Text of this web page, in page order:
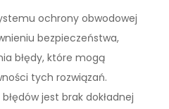
ochrony obwodowej
bezpieczeństwa,
błędy, które mogą
tych rozwiązań.
jest brak dokładnej